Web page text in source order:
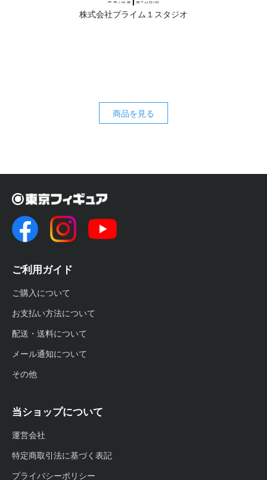
株式会社プライム１スタジオ
商品を見る
ご利用ガイド
ご購入について
お支払い方法について
配送・送料について
メール通知について
その他
当ショップについて
運営会社
特定商取引法に基づく表記
プライバシーポリシー